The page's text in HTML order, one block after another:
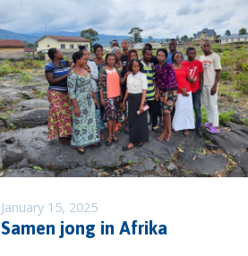
January 15, 2025
Samen jong in Afrika